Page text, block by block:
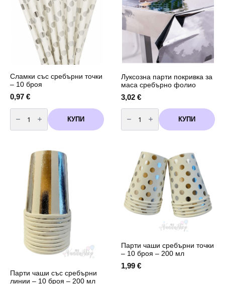
Сламки със сребърни точки
– 10 броя
0,97 €
количество
за
Сламки
със
КУПИ
Луксозна парти покривка за
маса сребърно фолио
3,02 €
количество
за
Луксозна
парти
сребърно
фолио
КУПИ
Парти чаши със сребърни
линии – 10 броя – 200 мл
Парти чаши сребърни точки
– 10 броя – 200 мл
1,99 €